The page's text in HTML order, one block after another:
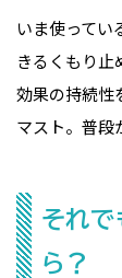
いま使ってい
きるくもり止
効果の持続性
マスト。普段
それで
ら？